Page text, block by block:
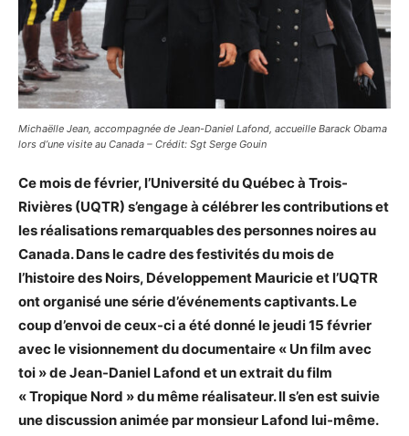
Michaëlle Jean, accompagnée de Jean-Daniel Lafond, accueille Barack Obama
lors d’une visite au Canada – Crédit: Sgt Serge Gouin
Ce mois de février, l’Université du Québec à Trois-
Rivières (UQTR) s’engage à célébrer les contributions et
les réalisations remarquables des personnes noires au
Canada. Dans le cadre des festivités du mois de
l’histoire des Noirs, Développement Mauricie et l’UQTR
ont organisé une série d’événements captivants. Le
coup d’envoi de ceux-ci a été donné le jeudi 15 février
avec le visionnement du documentaire « Un film avec
toi » de Jean-Daniel Lafond et un extrait du film
« Tropique Nord » du même réalisateur. Il s’en est suivie
une discussion animée par monsieur Lafond lui-même.